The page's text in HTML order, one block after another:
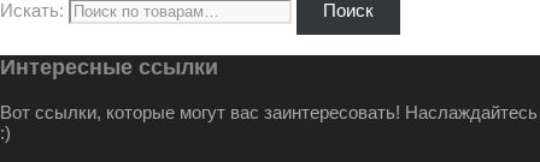
Искать: Поиск
Интересные ссылки
Вот ссылки, которые могут вас заинтересовать! Наслаждайтесь
:)